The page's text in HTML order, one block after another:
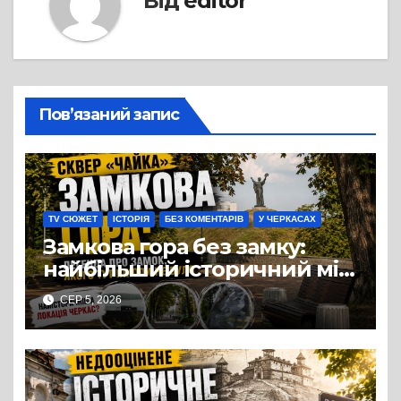
Пов’язаний запис
TV СЮЖЕТ ІСТОРІЯ БЕЗ КОМЕНТАРІВ У ЧЕРКАСАХ
Замкова гора без замку:
найбільший історичний міф
Черкас
СЕР 5, 2026